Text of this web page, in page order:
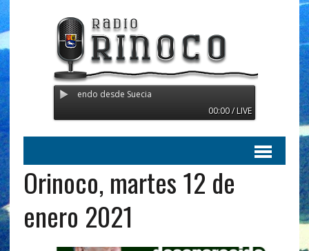
- Transmitiendo desde Suecia
00:00 / LIVE
Orinoco, martes 12 de
enero 2021